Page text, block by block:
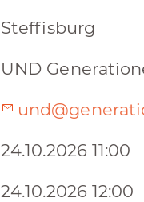
Steffisburg
UND
24.10.2026 11:00
24.10.2026 12:00